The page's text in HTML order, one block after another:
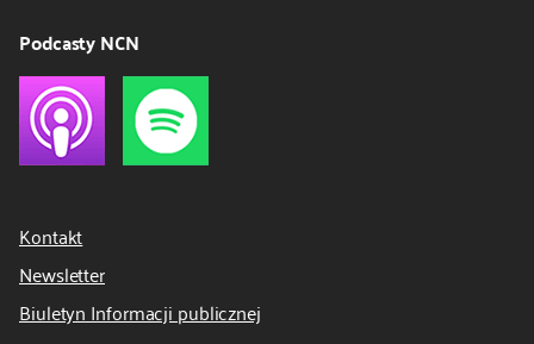
Podcasty NCN
Kontakt
Newsletter
Biuletyn Informacji publicznej